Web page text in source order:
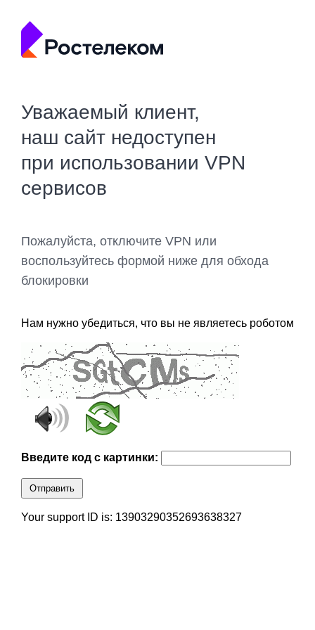
Уважаемый клиент,
наш сайт недоступен
при использовании VPN
сервисов
Пожалуйста, отключите VPN или
воспользуйтесь формой ниже для обхода
блокировки
Нам нужно убедиться, что вы не являетесь роботом
Введите код с картинки:
Отправить
Your support ID is: 13903290352693638327